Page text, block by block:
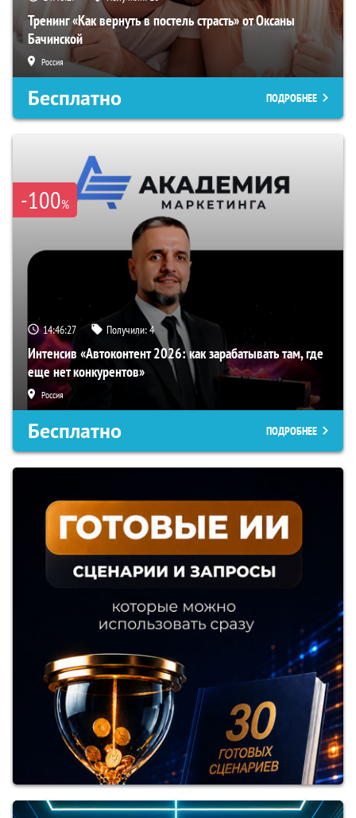
Тренинг «Как вернуть в постель страсть» от Оксаны
Бачинской
Россия
Бесплатно ПОДРОБНЕЕ
-100%
14:46:26 Получили:4
Интенсив «Автоконтент 2026: как зарабатывать там, где
еще нет конкурентов»
Россия
Бесплатно ПОДРОБНЕЕ